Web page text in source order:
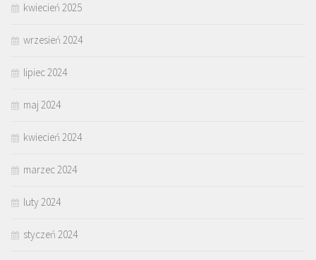
kwiecień 2025
wrzesień 2024
lipiec 2024
maj 2024
kwiecień 2024
marzec 2024
luty 2024
styczeń 2024